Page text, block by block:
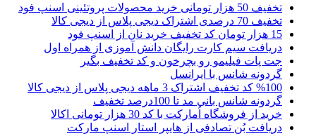
تخفیف 50 هزار تومانی خرید محصولات پروتئینی اسنپ فود
تخفیف 70 درصدی اشتراک دیجی پلاس از دیجی کالا
15 هزار تومان کد تخفیف خرید نان از اسنپ فود
دریافت سیم کارت رایگان دانش آموزی از همراه اول
جت پات فیلیمو رو بچرخون و کد تخفیف بگیر
گردونه شانس با ایرانسل
%100 کد تخفیف اشتراک 3 ماهه دیجی پلاس از دیجی کالا
گردونه شانس بانی مد تا 100درصد تخفیف
خرید از فروشگاه اُمارکت با کد 30 هزار تومانی اکالا
دریافت بُن تصادفی از هایپر استار اسنپ مارکت